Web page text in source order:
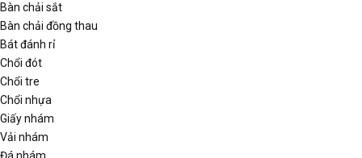
Bàn chải sắt
Bàn chải đồng thau
Bát đánh rỉ
Chổi đót
Chổi tre
Chổi nhựa
Giấy nhám
Vải nhám